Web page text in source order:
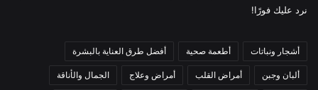
نرد عليك فورًا!
أشجار ونباتات أطعمة صحية أفضل طرق العناية بالبشرة
ألبان وجبن أمراض القلب أمراض وعلاج الجمال والأناقة